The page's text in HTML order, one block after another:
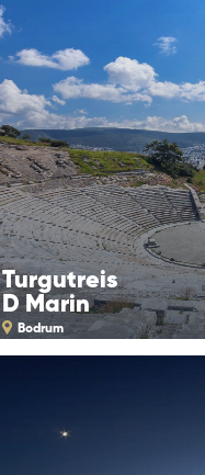
Turgutreis
D Marin
Bodrum